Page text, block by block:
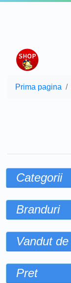
Prima pagina
Categorii
Branduri
Vandut de
Pret